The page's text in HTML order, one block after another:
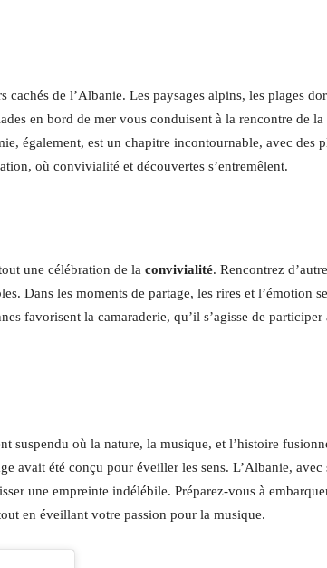
de l’Albanie. Les paysages alpins, les plages
en bord de mer vous conduisent à la rencontre de la
également, est un chapitre incontournable, avec des
où convivialité et découvertes s’entremêlent.
une célébration de la convivialité. Rencontrez
Dans les moments de partage, les rires et l’émotion se
favorisent la camaraderie, qu’il s’agisse de participer
suspendu où la nature, la musique, et l’histoire
avait été conçu pour éveiller les sens. L’Albanie, avec
une empreinte indélébile. Préparez-vous à
en éveillant votre passion pour la musique.